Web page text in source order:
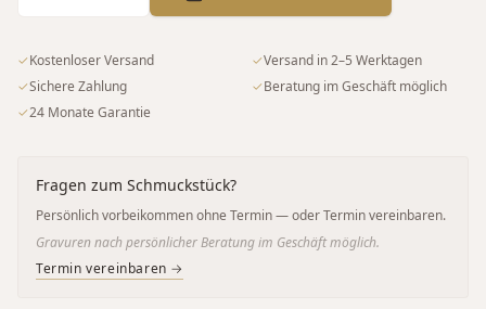
✓Kostenloser Versand ✓Versand in 2–5 Werktagen
✓Sichere Zahlung ✓Beratung im Geschäft möglich
✓24 Monate Garantie
Fragen zum Schmuckstück?
Persönlich vorbeikommen ohne Termin — oder Termin vereinbaren.
Gravuren nach persönlicher Beratung im Geschäft möglich.
Termin vereinbaren →